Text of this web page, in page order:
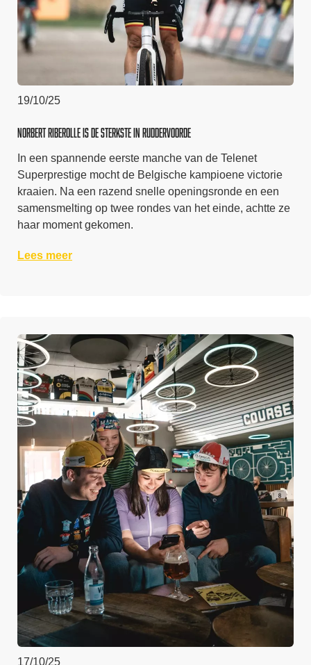
19/10/25
Norbert Riberolle is de sterkste in Ruddervoorde
In een spannende eerste manche van de Telenet
Superprestige mocht de Belgische kampioene victorie
kraaien. Na een razend snelle openingsronde en een
samensmelting op twee rondes van het einde, achtte ze
haar moment gekomen.
Lees meer
17/10/25